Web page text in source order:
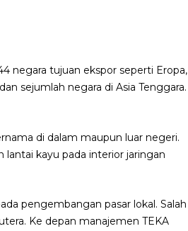
negara tujuan ekspor seperti Eropa,
sejumlah negara di Asia Tenggara.
di dalam maupun luar negeri.
kayu pada interior jaringan
pengembangan pasar lokal. Salah
Ke depan manajemen TEKA